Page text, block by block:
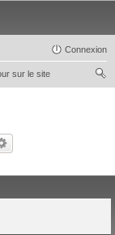
Connexion
sur le site